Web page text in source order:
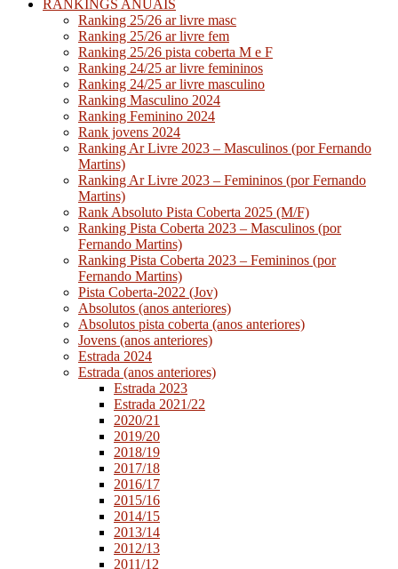
RANKINGS ANUAIS
Ranking 25/26 ar livre masc
Ranking 25/26 ar livre fem
Ranking 25/26 pista coberta M e F
Ranking 24/25 ar livre femininos
Ranking 24/25 ar livre masculino
Ranking Masculino 2024
Ranking Feminino 2024
Rank jovens 2024
Ranking Ar Livre 2023 – Masculinos (por Fernando
Martins)
Ranking Ar Livre 2023 – Femininos (por Fernando
Martins)
Rank Absoluto Pista Coberta 2025 (M/F)
Ranking Pista Coberta 2023 – Masculinos (por
Fernando Martins)
Ranking Pista Coberta 2023 – Femininos (por
Fernando Martins)
Pista Coberta-2022 (Jov)
Absolutos (anos anteriores)
Absolutos pista coberta (anos anteriores)
Jovens (anos anteriores)
Estrada 2024
Estrada (anos anteriores)
Estrada 2023
Estrada 2021/22
2020/21
2019/20
2018/19
2017/18
2016/17
2015/16
2014/15
2013/14
2012/13
2011/12